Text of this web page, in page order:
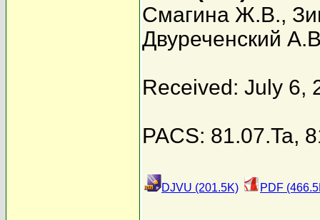
Смагина Ж.В.,
Двуреченский
Received: July 6,
PACS: 81.07.Ta,
DJVU (201.5K) PDF